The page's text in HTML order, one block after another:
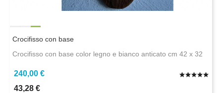
Crocifisso con base
Crocifisso con base color legno e bianco anticato cm 42 x 32
240,00 €
43,28 €